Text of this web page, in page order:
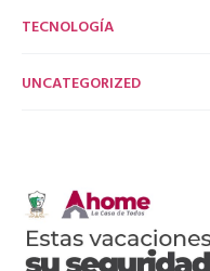
TECNOLOGÍA
UNCATEGORIZED